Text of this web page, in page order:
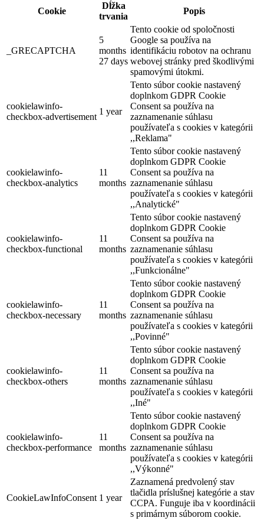
Cyklovýlet
Cookie
Dĺžka
trvania
Popis
_GRECAPTCHA
5
months
27 days
Tento cookie od spoločnosti
Google sa používa na
identifikáciu robotov na ochranu
webovej stránky pred škodlivými
spamovými útokmi.
cookielawinfo-
checkbox-advertisement
1 year
Tento súbor cookie nastavený
doplnkom GDPR Cookie
Consent sa používa na
zaznamenanie súhlasu
používateľa s cookies v kategórii
,,Reklama"
cookielawinfo-
checkbox-analytics
11
months
Tento súbor cookie nastavený
doplnkom GDPR Cookie
Consent sa používa na
zaznamenanie súhlasu
používateľa s cookies v kategórii
,,Analytické"
cookielawinfo-
checkbox-functional
11
months
Tento súbor cookie nastavený
doplnkom GDPR Cookie
Consent sa používa na
zaznamenanie súhlasu
používateľa s cookies v kategórii
,,Funkcionálne"
cookielawinfo-
checkbox-necessary
11
months
Tento súbor cookie nastavený
doplnkom GDPR Cookie
Consent sa používa na
zaznamenanie súhlasu
používateľa s cookies v kategórii
,,Povinné"
cookielawinfo-
checkbox-others
11
months
Tento súbor cookie nastavený
doplnkom GDPR Cookie
Consent sa používa na
zaznamenanie súhlasu
používateľa s cookies v kategórii
,,Iné"
cookielawinfo-
checkbox-performance
11
months
Tento súbor cookie nastavený
doplnkom GDPR Cookie
Consent sa používa na
zaznamenanie súhlasu
používateľa s cookies v kategórii
,,Výkonné"
CookieLawInfoConsent 1 year
Zaznamená predvolený stav
tlačidla príslušnej kategórie a stav
CCPA. Funguje iba v koordinácii
s primárnym súborom cookie.